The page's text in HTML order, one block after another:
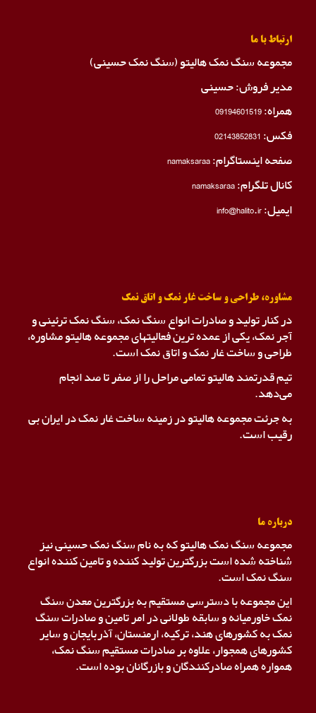
ارتباط با ما
مجموعه سنگ نمک هالیتو (سنگ نمک حسینی)
مدیر فروش: حسینی
همراه:09194601519
فکس:02143852831
صفحه اینستاگرام:namaksaraa
کانال تلگرام:namaksaraa
ایمیل: info@halito.ir
مشاوره، طراحی و ساخت غار نمک و اتاق نمک
در کنار تولید و صادرات انواع سنگ نمک، سنگ نمک ترئینی و
آجر نمک، یکی از عمده ترین فعالیتهای مجموعه هالیتو مشاوره،
طراحی و ساخت غار نمک و اتاق نمک است.
تیم قدرتمند هالیتو تمامی مراحل را از صفر تا صد انجام
می‌دهد.
به جرئت مجموعه هالیتو در زمینه ساخت غار نمک در ایران بی
رقیب است.
درباره ما
مجموعه سنگ نمک هالیتو که به نام سنگ نمک حسینی نیز
شناخته شده است بزرگترین تولید کننده و تامین کننده انواع
سنگ نمک است.
این مجموعه با دسترسی مستقیم به بزرگترین معدن سنگ
نمک خاورمیانه و سابقه طولانی در امر تامین و صادرات سنگ
نمک به کشورهای هند، ترکیه، ارمنستان، آذربایجان و سایر
کشورهای همجوار، علاوه بر صادرات مستقیم سنگ نمک،
همواره همراه صادرکنندگان و بازرگانان بوده است.